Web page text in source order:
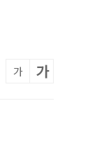
가 가